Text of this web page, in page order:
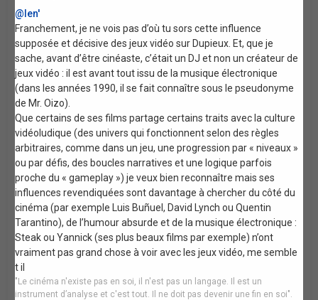
@len'
Franchement, je ne vois pas d’où tu sors cette influence
supposée et décisive des jeux vidéo sur Dupieux. Et, que je
sache, avant d’être cinéaste, c’était un DJ et non un créateur de
jeux vidéo : il est avant tout issu de la musique électronique
(dans les années 1990, il se fait connaître sous le pseudonyme
de Mr. Oizo).
Que certains de ses films partage certains traits avec la culture
vidéoludique (des univers qui fonctionnent selon des règles
arbitraires, comme dans un jeu, une progression par « niveaux »
ou par défis, des boucles narratives et une logique parfois
proche du « gameplay ») je veux bien reconnaître mais ses
influences revendiquées sont davantage à chercher du côté du
cinéma (par exemple Luis Buñuel, David Lynch ou Quentin
Tarantino), de l’humour absurde et de la musique électronique :
Steak ou Yannick (ses plus beaux films par exemple) n’ont
vraiment pas grand chose à voir avec les jeux vidéo, me semble
t il
"Le cinéma n'existe pas en soi, il n'est pas un langage. Il est un
instrument d’analyse et c'est tout. Il ne doit pas devenir une fin en soi".